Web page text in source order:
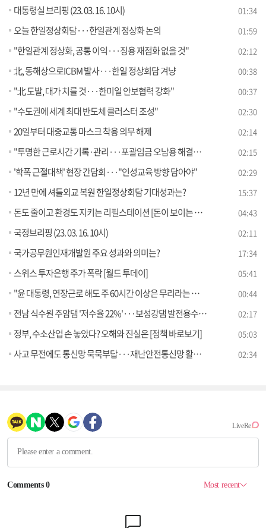
대통령실 브리핑 (23. 03. 16. 10시) 01:34
오늘 한일정상회담···한일관계 정상화 논의 01:59
"한일관계 정상화, 공통 이익···징용 재점화 없을 것" 02:12
北, 동해상으로ICBM 발사···한일 정상회담 겨냥 00:38
"北 도발, 대가 치를 것···한미일 안보협력 강화" 00:37
"수도권에 세계 최대 반도체 클러스터 조성" 02:30
20일부터 대중교통 마스크 착용 의무 해제 02:14
"투명한 근로시간 기록·관리···포괄임금 오남용 해결의 기초" 02:15
'학폭 근절대책' 현장 간담회···"인성교육 방향 담아야" 02:29
12년 만에 셔틀외교 복원 한일정상회담 기대성과는? 15:37
돈도 줄이고 환경도 지키는 리필스테이션 [돈이 보이는 VCR] 04:43
국정브리핑 (23. 03. 16. 10시) 02:11
국가공무원인재개발원 주요 성과와 의미는? 17:34
스위스 투자은행 주가 폭락 [월드 투데이] 05:41
"윤 대통령, 연장근로 해도 주 60시간 이상은 무리라는 인식" 00:44
전남 식수원 주암댐 '저수율 22%'···보성강댐 발전용수 활용 [정책현장+] 02:17
정부, 수소산업 손 놓았다? 오해와 진실은 [정책 바로보기] 05:03
사고 무전에도 통신망 묵묵부답···재난안전통신망 활용 방안은? [정책 바로보기] 02:34